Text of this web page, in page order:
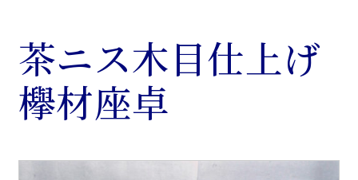
茶ニス木目仕上げ
欅材座卓